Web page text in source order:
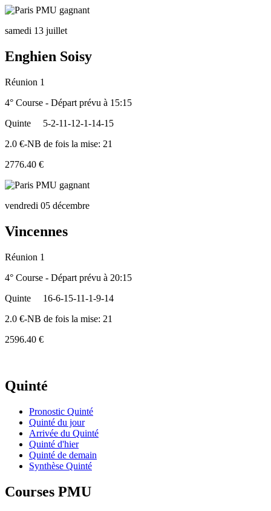
samedi 13 juillet
Enghien Soisy
Réunion 1
4° Course - Départ prévu à 15:15
Quinte
5-2-11-12-1-14-15
2.0 €-NB de fois la mise: 21
2776.40 €
vendredi 05 décembre
Vincennes
Réunion 1
4° Course - Départ prévu à 20:15
Quinte
16-6-15-11-1-9-14
2.0 €-NB de fois la mise: 21
2596.40 €
Quinté
Pronostic Quinté
Quinté du jour
Arrivée du Quinté
Quinté d'hier
Quinté de demain
Synthèse Quinté
Courses PMU